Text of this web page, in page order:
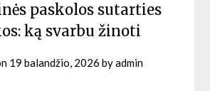
paskolos sutarties
ką svarbu žinoti
19 balandžio, 2026 byadmin